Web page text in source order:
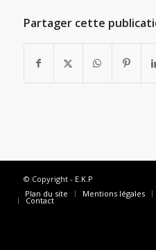
Partager cette
© Copyright - E.K.P
Plan du site
Mentions légales
Contact